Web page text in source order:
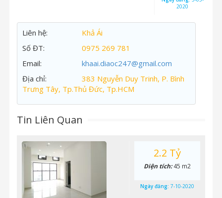
2020
Liên hệ:
Khả Ái
Số ĐT:
0975 269 781
Email:
khaai.diaoc247@gmail.com
Địa chỉ:
383 Nguyễn Duy Trinh, P. Bình
Trưng Tây, Tp.Thủ Đức, Tp.HCM
Tin Liên Quan
2.2 Tỷ
Diện tích:45 m2
Ngày đăng: 7-10-2020